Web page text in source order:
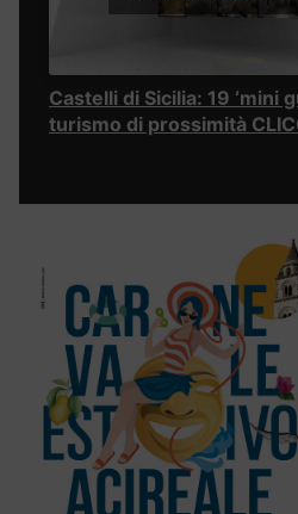
Castelli di Sicilia: 19 ‘mini
turismo di prossimità